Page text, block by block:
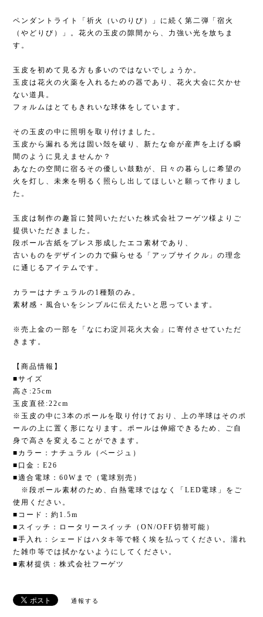
ペンダントライト「祈火（いのりび）」に続く第二弾「宿火
（やどりび）」。花火の玉皮の隙間から、力強い光を放ちま
す。
玉皮を初めて見る方も多いのではないでしょうか。
玉皮は花火の火薬を入れるための器であり、花火大会に欠かせ
ない道具。
フォルムはとてもきれいな球体をしています。
その玉皮の中に照明を取り付けました。
玉皮から漏れる光は固い殻を破り、新たな命が産声を上げる瞬
間のように見えませんか？
あなたの空間に宿るその優しい鼓動が、日々の暮らしに希望の
火を灯し、未来を明るく照らし出してほしいと願って作りまし
た。
玉皮は制作の趣旨に賛同いただいた株式会社フーゲツ様よりご
提供いただきました。
段ボール古紙をプレス形成したエコ素材であり、
古いものをデザインの力で蘇らせる「アップサイクル」の理念
に通じるアイテムです。
カラーはナチュラルの1種類のみ。
素材感・風合いをシンプルに伝えたいと思っています。
※売上金の一部を「なにわ淀川花火大会」に寄付させていただ
きます。
【商品情報】
■サイズ
高さ:25cm
玉皮直径:22cm
※玉皮の中に3本のポールを取り付けており、上の半球はそのポ
ールの上に置く形になります。ポールは伸縮できるため、ご自
身で高さを変えることができます。
■カラー：ナチュラル（ベージュ）
■口金：E26
■適合電球：60Wまで（電球別売）
※段ボール素材のため、白熱電球ではなく「LED電球」をご
使用ください。
■コード：約1.5m
■スイッチ：ロータリースイッチ（ON/OFF切替可能）
■手入れ：シェードはハタキ等で軽く埃を払ってください。濡れ
た雑巾等では拭かないようにしてください。
■素材提供：株式会社フーゲツ
通報する